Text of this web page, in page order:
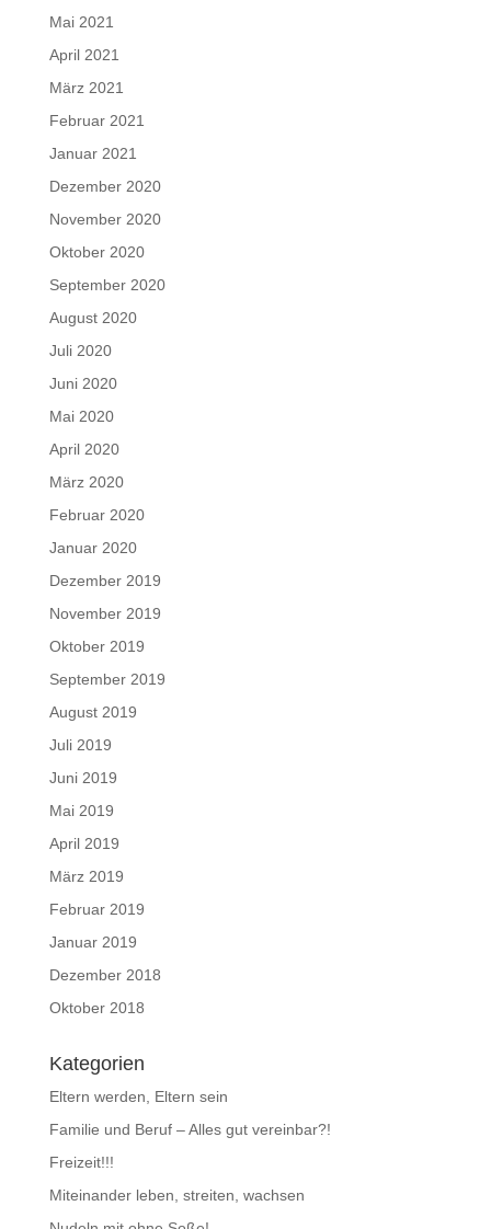
Mai 2021
April 2021
März 2021
Februar 2021
Januar 2021
Dezember 2020
November 2020
Oktober 2020
September 2020
August 2020
Juli 2020
Juni 2020
Mai 2020
April 2020
März 2020
Februar 2020
Januar 2020
Dezember 2019
November 2019
Oktober 2019
September 2019
August 2019
Juli 2019
Juni 2019
Mai 2019
April 2019
März 2019
Februar 2019
Januar 2019
Dezember 2018
Oktober 2018
Kategorien
Eltern werden, Eltern sein
Familie und Beruf – Alles gut vereinbar?!
Freizeit!!!
Miteinander leben, streiten, wachsen